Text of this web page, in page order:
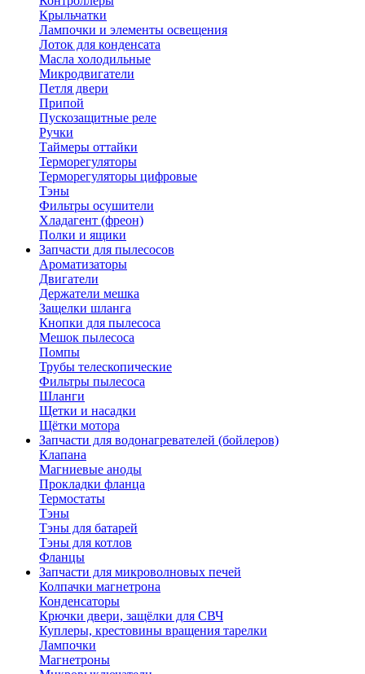
Крыльчатки
Лампочки и элементы освещения
Лоток для конденсата
Масла холодильные
Микродвигатели
Петля двери
Припой
Пускозащитные реле
Ручки
Таймеры оттайки
Терморегуляторы
Терморегуляторы цифровые
Тэны
Фильтры осушители
Хладагент (фреон)
Полки и ящики
Запчасти для пылесосов
Ароматизаторы
Двигатели
Держатели мешка
Защелки шланга
Кнопки для пылесоса
Мешок пылесоса
Помпы
Трубы телескопические
Фильтры пылесоса
Шланги
Щетки и насадки
Щётки мотора
Запчасти для водонагревателей (бойлеров)
Клапана
Магниевые аноды
Прокладки фланца
Термостаты
Тэны
Тэны для батарей
Тэны для котлов
Фланцы
Запчасти для микроволновых печей
Колпачки магнетрона
Конденсаторы
Крючки двери, защёлки для СВЧ
Куплеры, крестовины вращения тарелки
Лампочки
Магнетроны